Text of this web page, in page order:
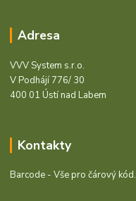
Adresa
VVV System s.r.o.
V Podhájí 776/ 30
400 01 Ústí nad Labem
Kontakty
Barcode - Vše pro čárový kód.